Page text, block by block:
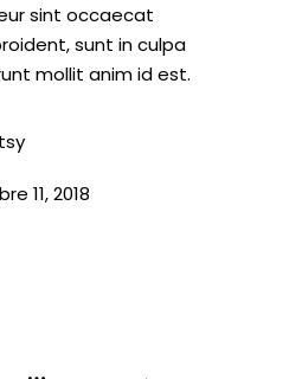
sint occaecat
sunt in culpa
mollit anim id est.
11, 2018